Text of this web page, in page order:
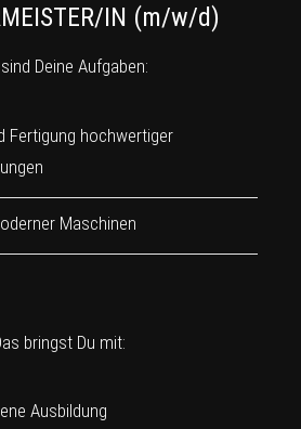
IN (m/w/d)
Deine Aufgaben:
Fertigung hochwertiger
Maschinen
bringst Du mit:
Ausbildung